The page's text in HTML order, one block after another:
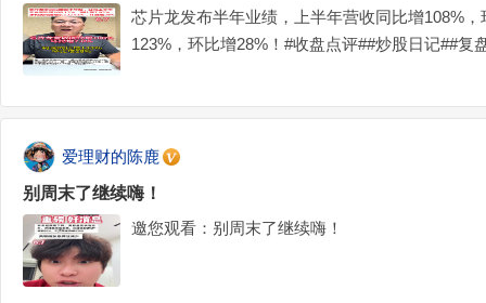
芯片龙发布半年业绩，上半年营收同比增108%
123%，环比增28%！#收盘点评##炒股日记##复
爱理财的陈鹿
别周末了继续嗨！
邀您观看：别周末了继续嗨！